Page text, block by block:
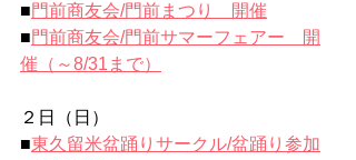
■門前商友会/門前まつり　開催
■門前商友会/門前サマーフェアー　開
催（～8/31まで）
２日（日）
■東久留米盆踊りサークル/盆踊り参加